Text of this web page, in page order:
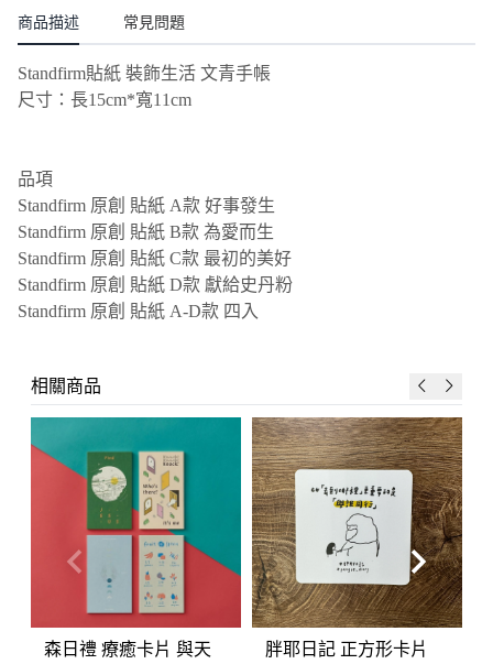
商品描述 常見問題
Standfirm貼紙 裝飾生活 文青手帳
尺寸：長15cm*寬11cm
品項
Standfirm 原創 貼紙 A款 好事發生
Standfirm 原創 貼紙 B款 為愛而生
Standfirm 原創 貼紙 C款 最初的美好
Standfirm 原創 貼紙 D款 獻給史丹粉
Standfirm 原創 貼紙 A-D款 四入
森日禮 療癒卡片 與天
胖耶日記 正方形卡片
相關商品